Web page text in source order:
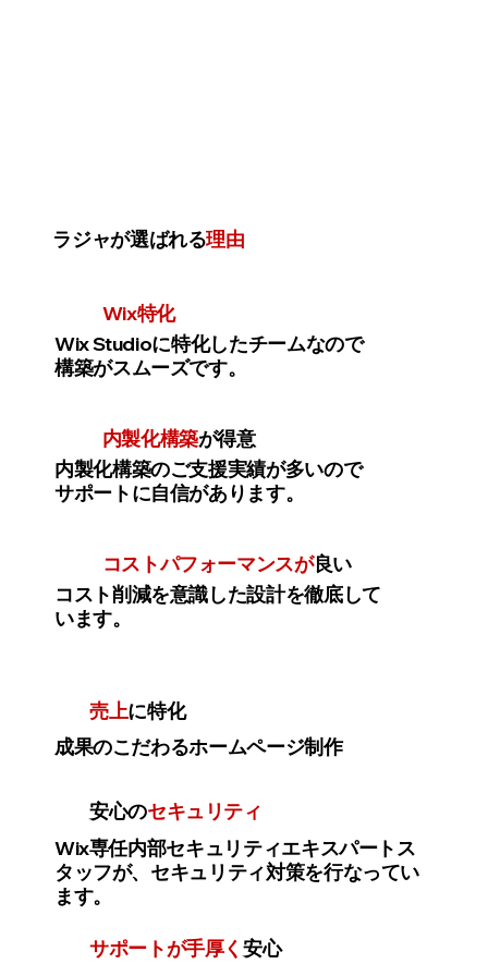
ラジャが選ばれる理由
Wix特化
Wix Studioに特化したチームなので
構築がスムーズです。
内製化構築が得意
内製化構築のご支援実績が多いので
サポートに自信があります。
コストパフォーマンスが良い
コスト削減を意識した設計を徹底して
います。
売上に特化
成果のこだわるホームページ制作
安心のセキュリティ
Wix専任内部セキュリティエキスパートス
タッフが、セキュリティ対策を行なってい
ます。
サポートが手厚く安心